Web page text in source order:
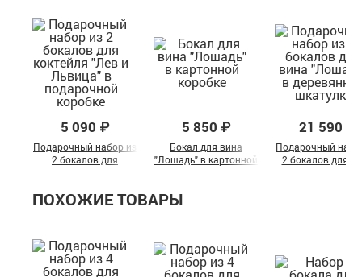
5 090 ₽
Подарочный набор из
2 бокалов для
подарочной коробке
5 850 ₽
Бокал для вина
"Лошадь" в картонной
21 590 ₽
Подарочный
2 бокалов для
ПОХОЖИЕ ТОВАРЫ